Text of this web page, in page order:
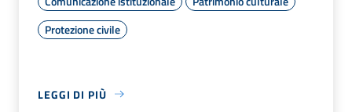
Protezione civile
LEGGI DI PIÙ